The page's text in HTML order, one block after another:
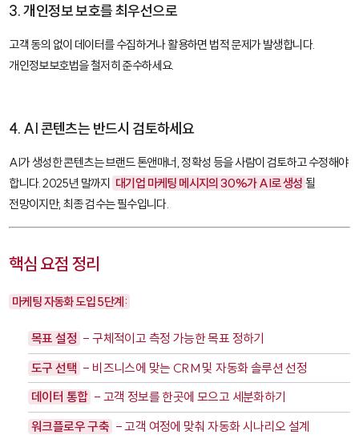
3. 개인정보 보호를 최우선으로
고객 동의 없이 데이터를 수집하거나 활용하면 법적 문제가 발생합니다.
개인정보보호법을 철저히 준수하세요.
4. AI 콘텐츠는 반드시 검토하세요
AI가 생성한 콘텐츠는 브랜드 톤앤매너, 정확성 등을 사람이 검토하고 수정해야
합니다. 2025년 말까지 대기업 마케팅 메시지의 30%가 AI로 생성 될
전망이지만, 최종 검수는 필수입니다.
핵심 요점 정리
마케팅 자동화 도입 5단계:
목표 설정 - 구체적이고 측정 가능한 목표 정하기
도구 선택 - 비즈니스에 맞는 CRM 및 자동화 솔루션 선정
데이터 통합 - 고객 정보를 한곳에 모으고 세분화하기
워크플로우 구축 - 고객 여정에 맞춰 자동화 시나리오 설계